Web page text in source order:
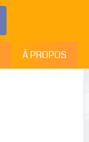
À PROPOS